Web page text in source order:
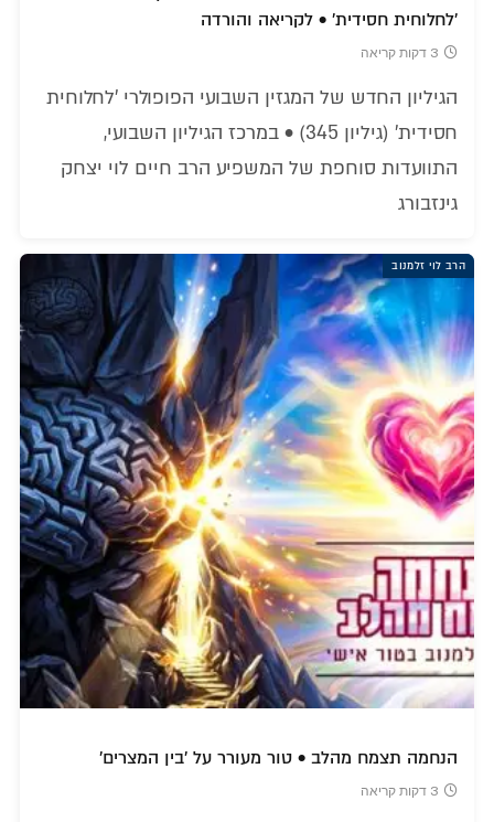
'לחלוחית חסידית' • לקריאה והורדה
3 דקות קריאה
הגיליון החדש של המגזין השבועי הפופולרי 'לחלוחית
חסידית' (גיליון 345) • במרכז הגיליון השבועי,
התוועדות סוחפת של המשפיע הרב חיים לוי יצחק
גינזבורג
הרב לוי זלמנוב
הנחמה תצמח מהלב • טור מעורר על 'בין המצרים'
3 דקות קריאה